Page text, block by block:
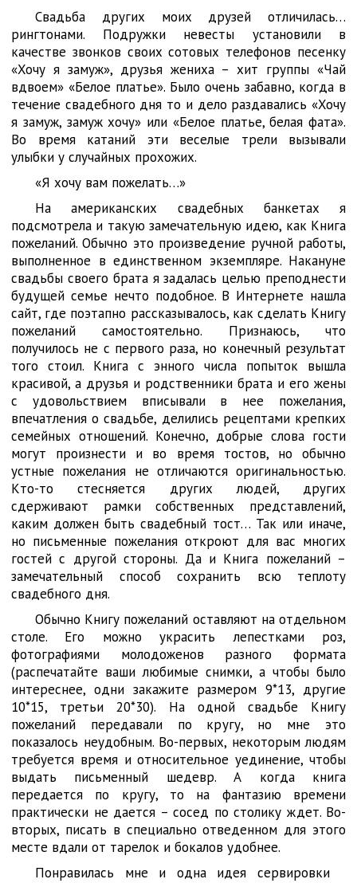
Свадьба других моих друзей отличилась…
рингтонами. Подружки невесты установили в
качестве звонков своих сотовых телефонов песенку
«Хочу я замуж», друзья жениха – хит группы «Чай
вдвоем» «Белое платье». Было очень забавно, когда в
течение свадебного дня то и дело раздавались «Хочу
я замуж, замуж хочу» или «Белое платье, белая фата».
Во время катаний эти веселые трели вызывали
улыбки у случайных прохожих.
«Я хочу вам пожелать…»
На американских свадебных банкетах я
подсмотрела и такую замечательную идею, как Книга
пожеланий. Обычно это произведение ручной работы,
выполненное в единственном экземпляре. Накануне
свадьбы своего брата я задалась целью преподнести
будущей семье нечто подобное. В Интернете нашла
сайт, где поэтапно рассказывалось, как сделать Книгу
пожеланий самостоятельно. Признаюсь, что
получилось не с первого раза, но конечный результат
того стоил. Книга с энного числа попыток вышла
красивой, а друзья и родственники брата и его жены
с удовольствием вписывали в нее пожелания,
впечатления о свадьбе, делились рецептами крепких
семейных отношений. Конечно, добрые слова гости
могут произнести и во время тостов, но обычно
устные пожелания не отличаются оригинальностью.
Кто-то стесняется других людей, других
сдерживают рамки собственных представлений,
каким должен быть свадебный тост… Так или иначе,
но письменные пожелания откроют для вас многих
гостей с другой стороны. Да и Книга пожеланий –
замечательный способ сохранить всю теплоту
свадебного дня.
Обычно Книгу пожеланий оставляют на отдельном
столе. Его можно украсить лепестками роз,
фотографиями молодоженов разного формата
(распечатайте ваши любимые снимки, а чтобы было
интереснее, одни закажите размером 9*13, другие
10*15, третьи 20*30). На одной свадьбе Книгу
пожеланий передавали по кругу, но мне это
показалось неудобным. Во-первых, некоторым людям
требуется время и относительное уединение, чтобы
выдать письменный шедевр. А когда книга
передается по кругу, то на фантазию времени
практически не дается – сосед по столику ждет. Во-
вторых, писать в специально отведенном для этого
месте вдали от тарелок и бокалов удобнее.
Понравилась мне и одна идея сервировки